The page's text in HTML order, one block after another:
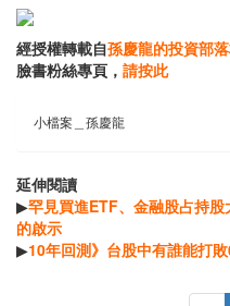
經授權轉載自孫慶龍的投資部
臉書粉絲專頁， 請按此
小檔案＿孫慶龍
延伸閱讀
▶罕見買進ETF、金融股占持
的啟示
▶10年回測》台股中有誰能打